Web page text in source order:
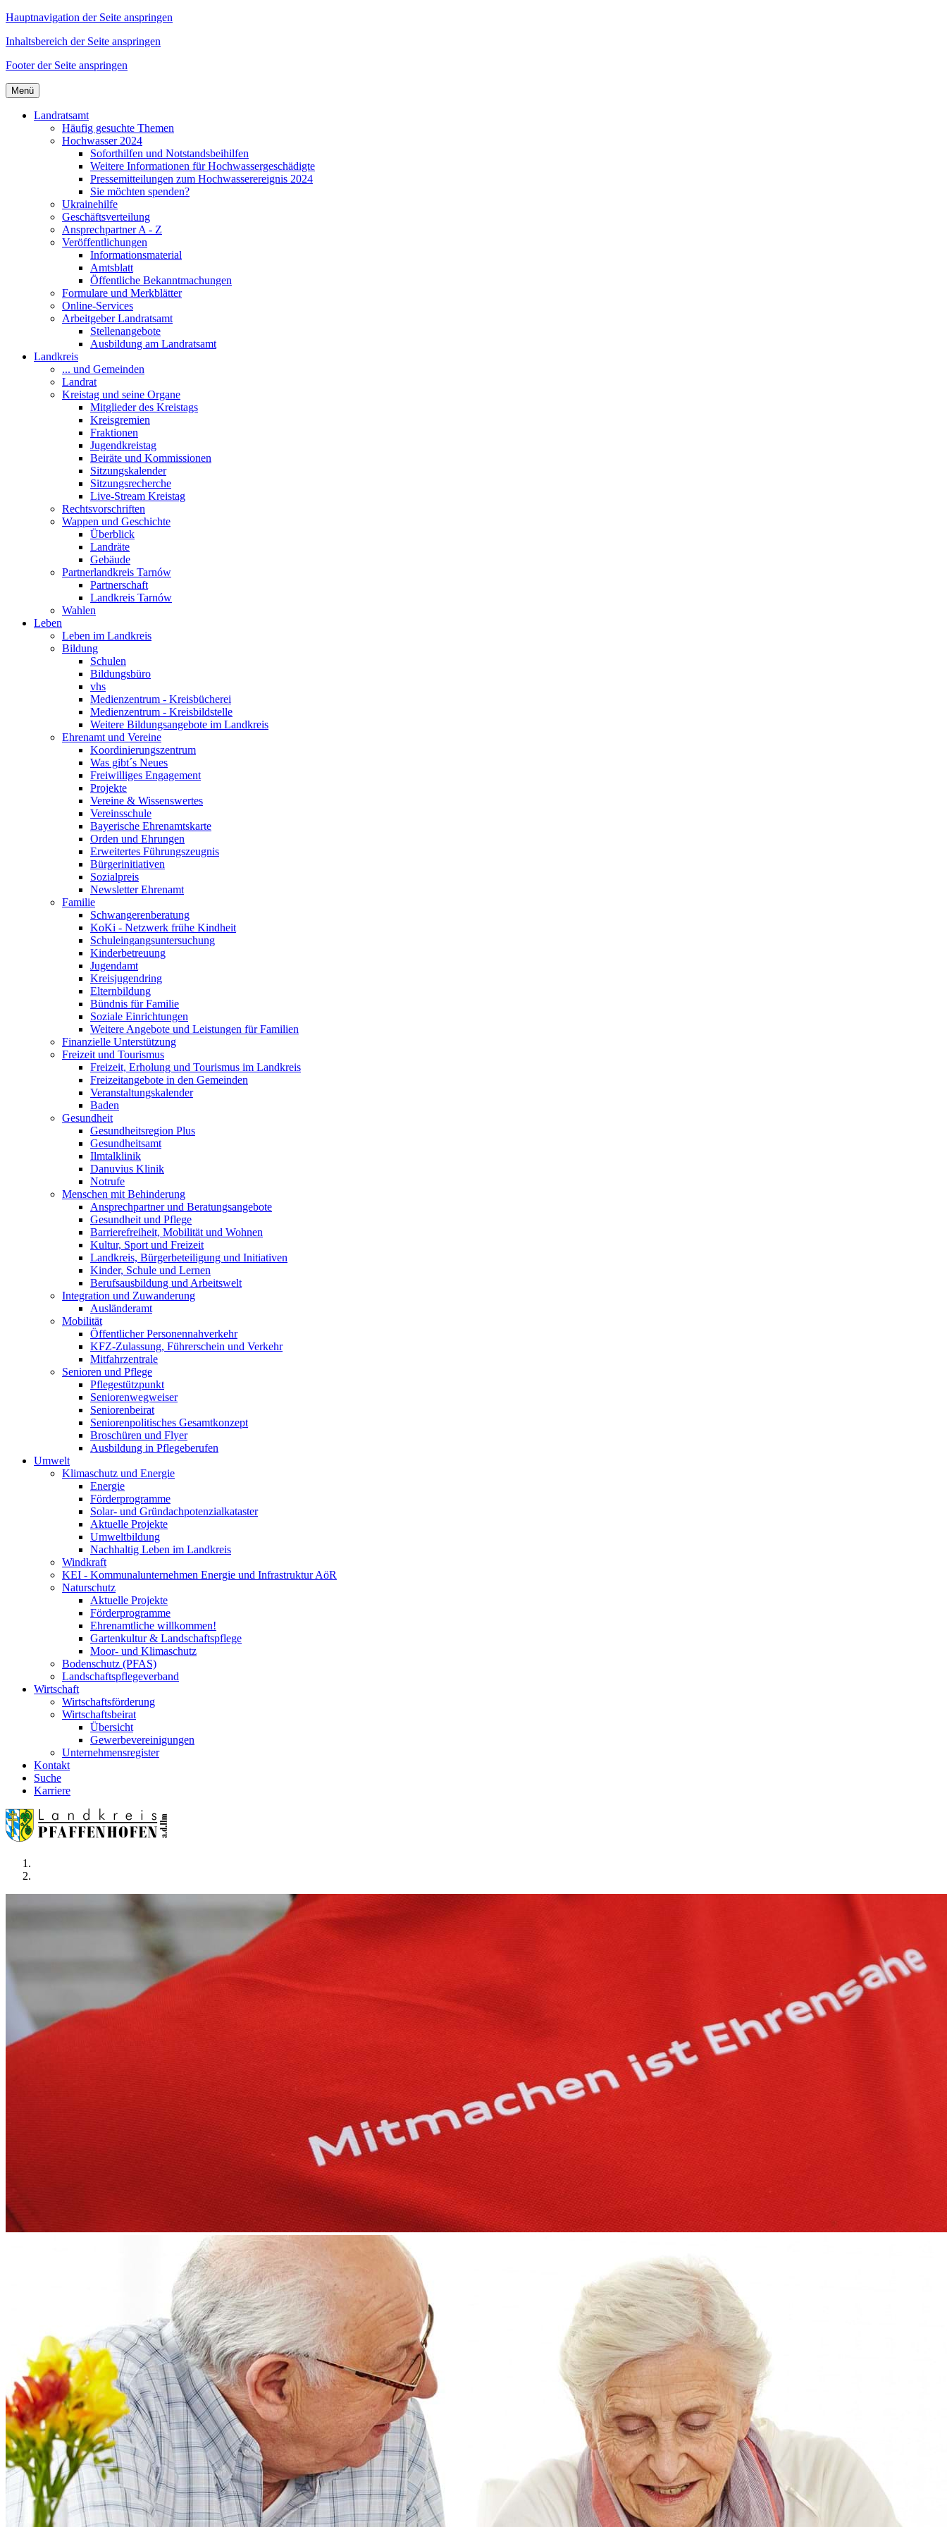
Hauptnavigation der Seite anspringen
Inhaltsbereich der Seite anspringen
Footer der Seite anspringen
Menü
Landratsamt
Häufig gesuchte Themen
Hochwasser 2024
Soforthilfen und Notstandsbeihilfen
Weitere Informationen für Hochwassergeschädigte
Pressemitteilungen zum Hochwasserereignis 2024
Sie möchten spenden?
Ukrainehilfe
Geschäftsverteilung
Ansprechpartner A - Z
Veröffentlichungen
Informationsmaterial
Amtsblatt
Öffentliche Bekanntmachungen
Formulare und Merkblätter
Online-Services
Arbeitgeber Landratsamt
Stellenangebote
Ausbildung am Landratsamt
Landkreis
... und Gemeinden
Landrat
Kreistag und seine Organe
Mitglieder des Kreistags
Kreisgremien
Fraktionen
Jugendkreistag
Beiräte und Kommissionen
Sitzungskalender
Sitzungsrecherche
Live-Stream Kreistag
Rechtsvorschriften
Wappen und Geschichte
Überblick
Landräte
Gebäude
Partnerlandkreis Tarnów
Partnerschaft
Landkreis Tarnów
Wahlen
Leben
Leben im Landkreis
Bildung
Schulen
Bildungsbüro
vhs
Medienzentrum - Kreisbücherei
Medienzentrum - Kreisbildstelle
Weitere Bildungsangebote im Landkreis
Ehrenamt und Vereine
Koordinierungszentrum
Was gibt´s Neues
Freiwilliges Engagement
Projekte
Vereine & Wissenswertes
Vereinsschule
Bayerische Ehrenamtskarte
Orden und Ehrungen
Erweitertes Führungszeugnis
Bürgerinitiativen
Sozialpreis
Newsletter Ehrenamt
Familie
Schwangerenberatung
KoKi - Netzwerk frühe Kindheit
Schuleingangsuntersuchung
Kinderbetreuung
Jugendamt
Kreisjugendring
Elternbildung
Bündnis für Familie
Soziale Einrichtungen
Weitere Angebote und Leistungen für Familien
Finanzielle Unterstützung
Freizeit und Tourismus
Freizeit, Erholung und Tourismus im Landkreis
Freizeitangebote in den Gemeinden
Veranstaltungskalender
Baden
Gesundheit
Gesundheitsregion Plus
Gesundheitsamt
Ilmtalklinik
Danuvius Klinik
Notrufe
Menschen mit Behinderung
Ansprechpartner und Beratungsangebote
Gesundheit und Pflege
Barrierefreiheit, Mobilität und Wohnen
Kultur, Sport und Freizeit
Landkreis, Bürgerbeteiligung und Initiativen
Kinder, Schule und Lernen
Berufsausbildung und Arbeitswelt
Integration und Zuwanderung
Ausländeramt
Mobilität
Öffentlicher Personennahverkehr
KFZ-Zulassung, Führerschein und Verkehr
Mitfahrzentrale
Senioren und Pflege
Pflegestützpunkt
Seniorenwegweiser
Seniorenbeirat
Seniorenpolitisches Gesamtkonzept
Broschüren und Flyer
Ausbildung in Pflegeberufen
Umwelt
Klimaschutz und Energie
Energie
Förderprogramme
Solar- und Gründachpotenzialkataster
Aktuelle Projekte
Umweltbildung
Nachhaltig Leben im Landkreis
Windkraft
KEI - Kommunalunternehmen Energie und Infrastruktur AöR
Naturschutz
Aktuelle Projekte
Förderprogramme
Ehrenamtliche willkommen!
Gartenkultur & Landschaftspflege
Moor- und Klimaschutz
Bodenschutz (PFAS)
Landschaftspflegeverband
Wirtschaft
Wirtschaftsförderung
Wirtschaftsbeirat
Übersicht
Gewerbevereinigungen
Unternehmensregister
Kontakt
Suche
Karriere